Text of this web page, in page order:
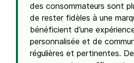
des consommateurs sont
de rester fidèles à une
bénéficient d’une
personnalisée et de
régulières et pertinentes.